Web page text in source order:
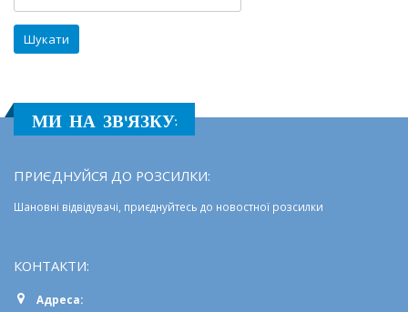
МИ НА ЗВ'ЯЗКУ:
ПРИЄДНУЙСЯ ДО РОЗСИЛКИ:
Шановні відвідувачі, приєднуйтесь до новостної розсилки
КОНТАКТИ:
Адреса: